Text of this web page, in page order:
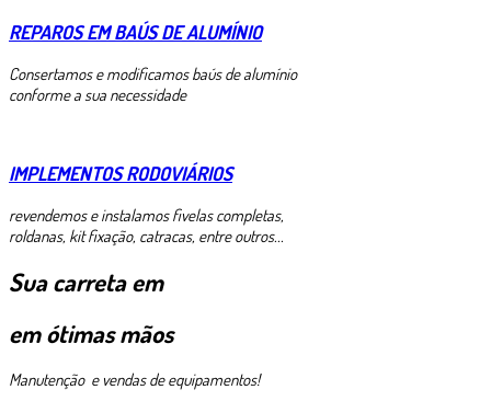
REPAROS EM BAÚS DE ALUMÍNIO
Consertamos e modificamos baús de alumínio
conforme a sua necessidade
IMPLEMENTOS RODOVIÁRIOS
revendemos e instalamos fivelas completas,
roldanas, kit fixação, catracas, entre outros...
Sua carreta em
em ótimas mãos
Manutenção e vendas de equipamentos!